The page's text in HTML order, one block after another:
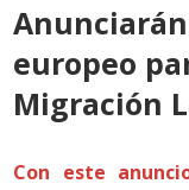
europeo
Migración
Con este